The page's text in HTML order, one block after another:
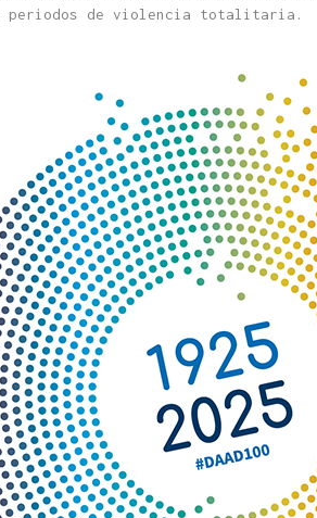
periodos de violencia totalitaria.